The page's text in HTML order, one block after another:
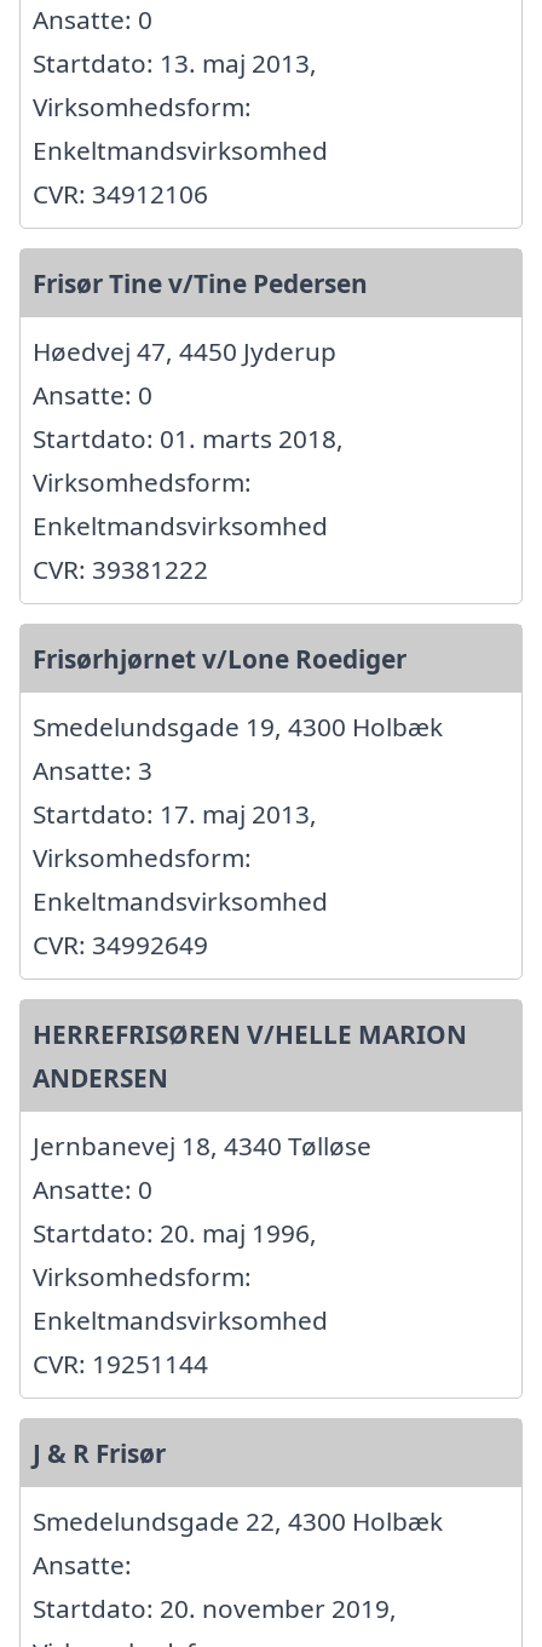
Ansatte: 0
Startdato: 13. maj 2013,
Virksomhedsform:
Enkeltmandsvirksomhed
CVR: 34912106
Frisør Tine v/Tine Pedersen
Høedvej 47, 4450 Jyderup
Ansatte: 0
Startdato: 01. marts 2018,
Virksomhedsform:
Enkeltmandsvirksomhed
CVR: 39381222
Frisørhjørnet v/Lone Roediger
Smedelundsgade 19, 4300 Holbæk
Ansatte: 3
Startdato: 17. maj 2013,
Virksomhedsform:
Enkeltmandsvirksomhed
CVR: 34992649
HERREFRISØREN V/HELLE MARION
ANDERSEN
Jernbanevej 18, 4340 Tølløse
Ansatte: 0
Startdato: 20. maj 1996,
Virksomhedsform:
Enkeltmandsvirksomhed
CVR: 19251144
J & R Frisør
Smedelundsgade 22, 4300 Holbæk
Ansatte:
Startdato: 20. november 2019,